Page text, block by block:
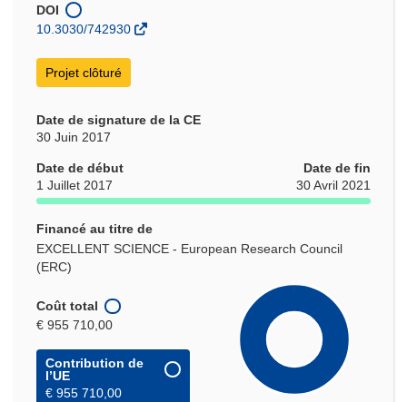
nouvelle
fenêtre)
DOI
10.3030/742930
Projet clôturé
Date de signature de la CE
30 Juin 2017
Date de début
1 Juillet 2017
Date de fin
30 Avril 2021
Financé au titre de
EXCELLENT SCIENCE - European Research Council
(ERC)
Coût total
€ 955 710,00
Contribution de
l’UE
€ 955 710,00